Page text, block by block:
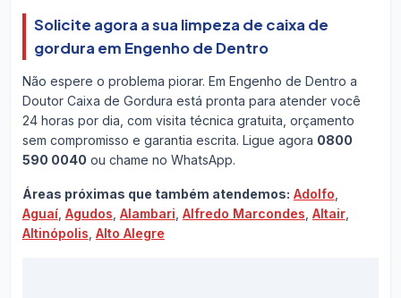
Solicite agora a sua limpeza de caixa de
gordura em Engenho de Dentro
Não espere o problema piorar. Em Engenho de Dentro a
Doutor Caixa de Gordura está pronta para atender você
24 horas por dia, com visita técnica gratuita, orçamento
sem compromisso e garantia escrita. Ligue agora 0800
590 0040 ou chame no WhatsApp.
Áreas próximas que também atendemos: Adolfo
Aguaí, Agudos Alambari Alfredo Marcondes Altair,
Altinópolis Alto Alegre